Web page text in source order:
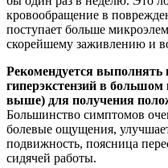
кровообращение в
поступает больше
скорейшему заживлению и
Рекомендуется выполнять
гиперэкстензий в большом
выше) для получения
Большинство симптомов
болевые ощущения,
подвижность, поясница
сидячей работы.